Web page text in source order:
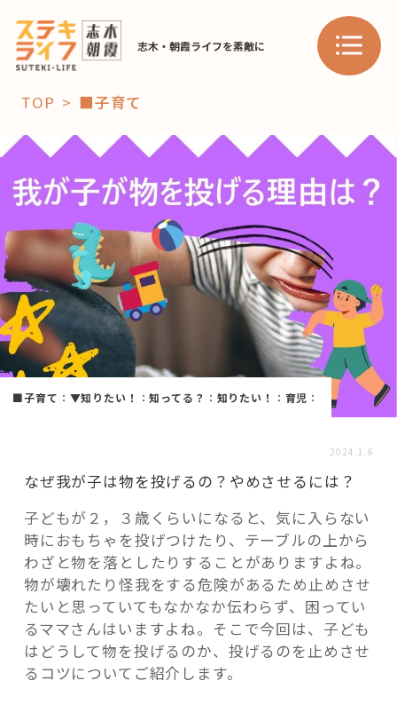
志木・朝霞ライフを素敵に
「コト」
子育て
暮らし
おすすめ
スポット 学び・教育
「場」
HAREL HAREL
活用事例
「モノ」
fleXe リノベ事例
「ひと」
協賛・協力店
TOP ■子育て
■子育て ： ▼知りたい！ ：知ってる？ ： 知りたい！ ： 育児 ：
2024.1.6
なぜ我が子は物を投げるの？やめさせるには？
子どもが２，３歳くらいになると、気に入らない
時におもちゃを投げつけたり、テーブルの上から
わざと物を落としたりすることがありますよね。
物が壊れたり怪我をする危険があるため止めさせ
たいと思っていてもなかなか伝わらず、困ってい
るママさんはいますよね。そこで今回は、子ども
はどうして物を投げるのか、投げるのを止めさせ
るコツについてご紹介します。